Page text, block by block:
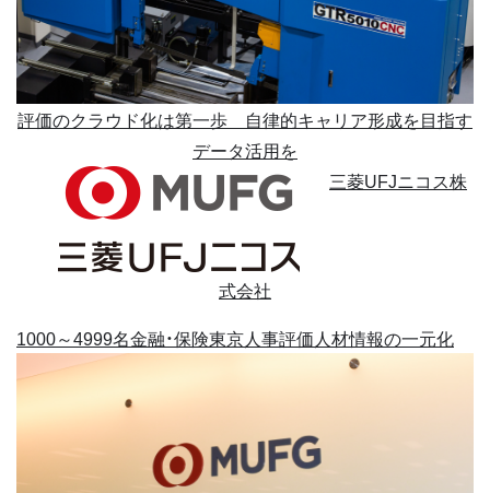
評価のクラウド化は第一歩 自律的キャリア形成を目指す
データ活用を
三菱UFJニコス株
式会社
1000～4999名金融・保険東京人事評価人材情報の一元化